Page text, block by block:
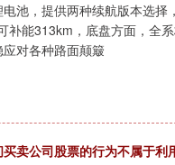
池，提供两种续航版本选
补能313km，底盘方面，全
对各种路面颠簸
卖公司股票的行为不属于